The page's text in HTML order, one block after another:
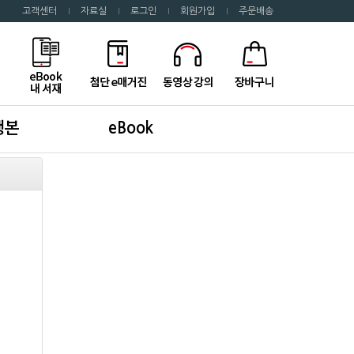
고객센터 자료실 로그인 회원가입 주문배송
본 eBook